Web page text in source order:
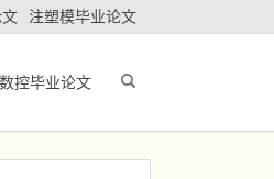
注塑模毕业论文
数控毕业论文